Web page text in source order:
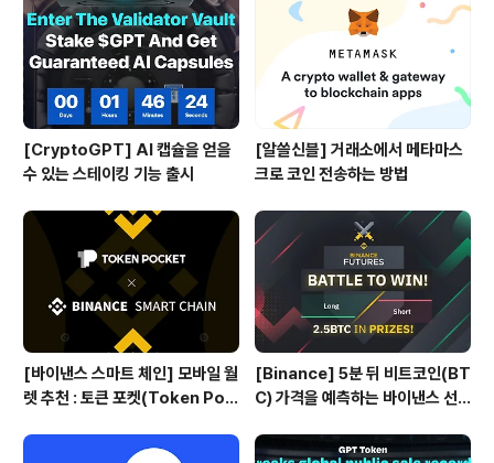
[CryptoGPT] AI 캡슐을 얻을
수 있는 스테이킹 기능 출시
[알쓸신블] 거래소에서 메타마스
크로 코인 전송하는 방법
[바이낸스 스마트 체인] 모바일 월
렛 추천 : 토큰 포켓(Token Poc
[Binance] 5분 뒤 비트코인(BT
C) 가격을 예측하는 바이낸스 선